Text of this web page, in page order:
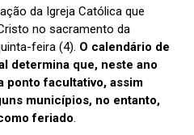
da Igreja Católica que
no sacramento da
feira (4). O calendário de
determina que, neste ano
ponto facultativo, assim
municípios, no entanto,
feriado.